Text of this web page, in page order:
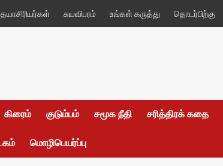
சுயவிபரம் உங்கள் கருத்து தொடர்பிற்கு
கிரைம் குடும்பம் சமூக நீதி சரித்திரக் கதை
மொழிபெயர்ப்பு